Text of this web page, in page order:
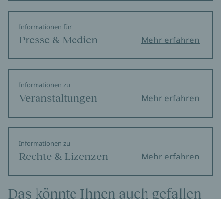
Informationen für
Presse & Medien Mehr erfahren
Informationen zu
Veranstaltungen Mehr erfahren
Informationen zu
Rechte & Lizenzen Mehr erfahren
Das könnte Ihnen auch gefallen